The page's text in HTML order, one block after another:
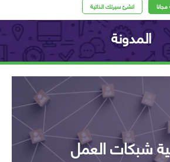
انشئ سيرتك الذاتية
العمل